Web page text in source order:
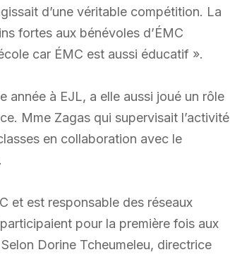
d’une véritable compétition. La
fortes aux bénévoles d’ÉMC
car ÉMC est aussi éducatif ».
année à EJL, a elle aussi joué un rôle
Mme Zagas qui supervisait l’activité
en collaboration avec le
et est responsable des réseaux
pour la première fois aux
Dorine Tcheumeleu, directrice